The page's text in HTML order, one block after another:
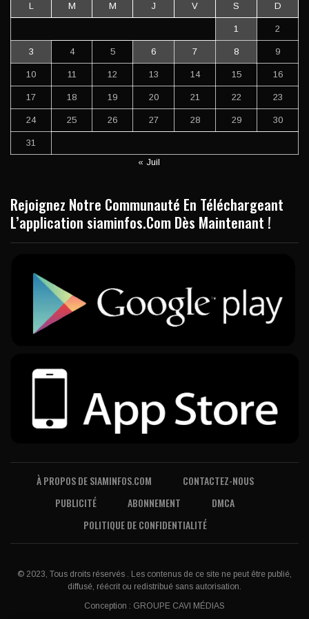
L M M J V S D
1 2
3 4 5 6 7 8 9
10 11 12 13 14 15 16
17 18 19 20 21 22 23
24 25 26 27 28 29 30
31
« Juil
Rejoignez Notre Communauté En Téléchargeant
L’application siaminfos.Com Dès Maintenant !
À PROPOS DE SIAMINFOS.COM
CONTACTEZ-NOUS
PUBLICITÉ
ABONNEMENT
DMCA
POLITIQUE DE CONFIDENTIALITÉ
© 2023, Tous droits réservés . Les contenus de ce site ne peut être publié,
diffusé, réécrit ou redistribué sans autorisation.
Conception : GROUPE CAVI MÉDIAS